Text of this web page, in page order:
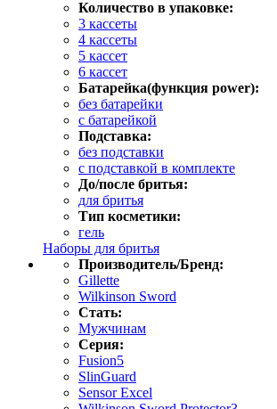
Количество в упаковке:
3 кассеты
4 кассеты
5 кассет
6 кассет
Батарейка(функция power):
без батарейки
с батарейкой
Подставка:
без подставки
с подставкой в комплекте
До/после бритья:
для бритья
Тип косметики:
гель
Наборы для бритья
Производитель/Бренд:
Gillette
Wilkinson Sword
Стать:
Мужчинам
Серия:
Fusion5
SlinGuard
Sensor Excel